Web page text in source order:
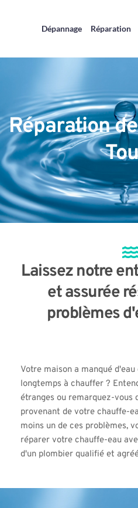
Dépannage Réparation
Réparation
Laissez notre
et assurée
problèmes
Votre maison a manqué
longtemps à chauffer ?
étranges ou remarquez-vous
provenant de votre chauffe-
moins un de ces problèmes,
réparer votre chauffe-eau
d'un plombier qualifié et